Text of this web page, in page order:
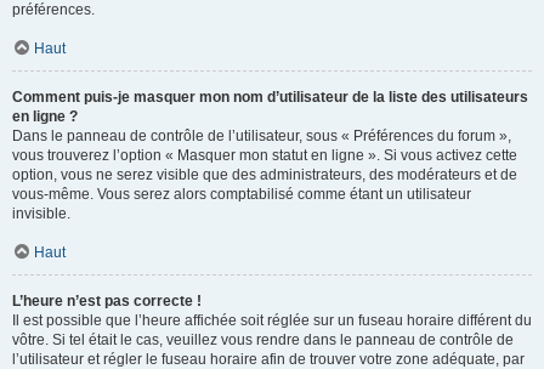
préférences.
Haut
Comment puis-je masquer mon nom d’utilisateur de la liste des utilisateurs
en ligne ?
Dans le panneau de contrôle de l’utilisateur, sous « Préférences du forum »,
vous trouverez l’option « Masquer mon statut en ligne ». Si vous activez cette
option, vous ne serez visible que des administrateurs, des modérateurs et de
vous-même. Vous serez alors comptabilisé comme étant un utilisateur
invisible.
Haut
L’heure n’est pas correcte !
Il est possible que l’heure affichée soit réglée sur un fuseau horaire différent du
vôtre. Si tel était le cas, veuillez vous rendre dans le panneau de contrôle de
l’utilisateur et régler le fuseau horaire afin de trouver votre zone adéquate, par